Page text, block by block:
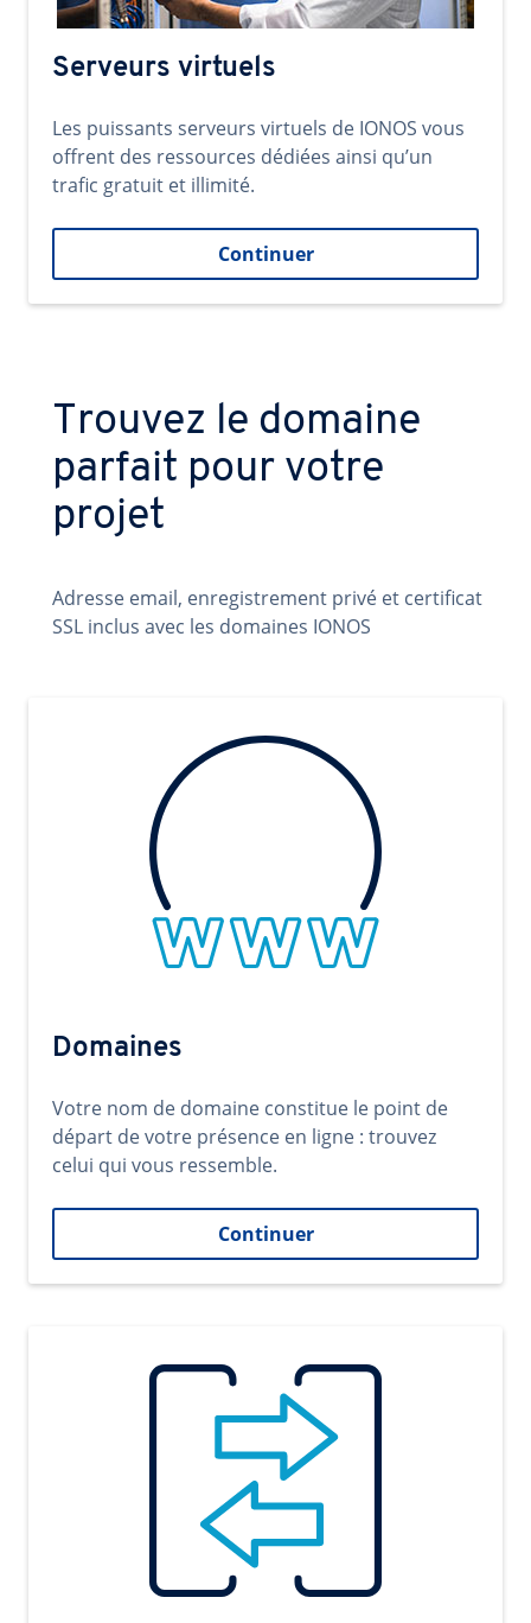
Serveurs virtuels
Les puissants serveurs virtuels de IONOS vous
offrent des ressources dédiées ainsi qu’un
trafic gratuit et illimité.
Continuer
Trouvez le domaine
parfait pour votre
projet
Adresse email, enregistrement privé et certificat
SSL inclus avec les domaines IONOS
Domaines
Votre nom de domaine constitue le point de
départ de votre présence en ligne : trouvez
celui qui vous ressemble.
Continuer